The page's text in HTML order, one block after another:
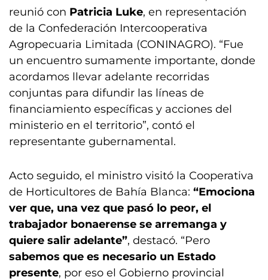
reunió con Patricia Luke, en representación
de la Confederación Intercooperativa
Agropecuaria Limitada (CONINAGRO). “Fue
un encuentro sumamente importante, donde
acordamos llevar adelante recorridas
conjuntas para difundir las líneas de
financiamiento específicas y acciones del
ministerio en el territorio”, contó el
representante gubernamental.
Acto seguido, el ministro visitó la Cooperativa
de Horticultores de Bahía Blanca: “Emociona
ver que, una vez que pasó lo peor, el
trabajador bonaerense se arremanga y
quiere salir adelante”, destacó. “Pero
sabemos que es necesario un Estado
presente, por eso el Gobierno provincial